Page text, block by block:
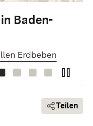
Baden-
Erdbeben
Teilen